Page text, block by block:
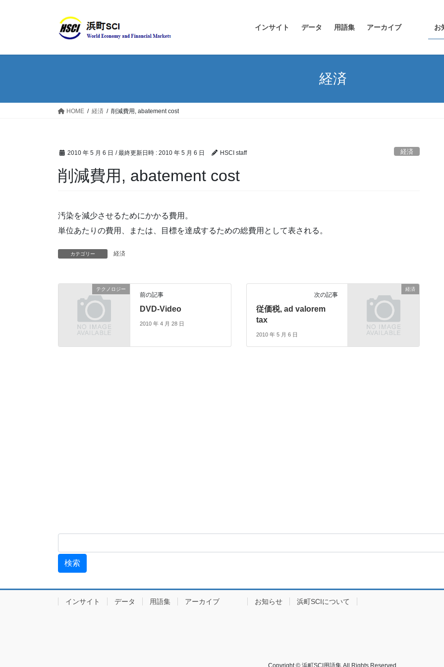
インサイト データ 用語集 アーカイブ お
経済
HOME 経済 削減費用, abatement cost
2010 年 5 月 6 日 / 最終更新日時 : 2010 年 5 月 6 日 HSCI staff 経済
削減費用, abatement cost
汚染を減少させるためにかかる費用。
単位あたりの費用、または、目標を達成するための総費用として表される。
カテゴリー 経済
テクノロジー
前の記事
DVD-Video
2010 年 4 月 28 日
経済
次の記事
従価税, ad valorem
tax
2010 年 5 月 6 日
インサイト データ 用語集 アーカイブ お知らせ 浜町SCIについて
Copyright © 浜町SCI用語集 All Rights Reserved.